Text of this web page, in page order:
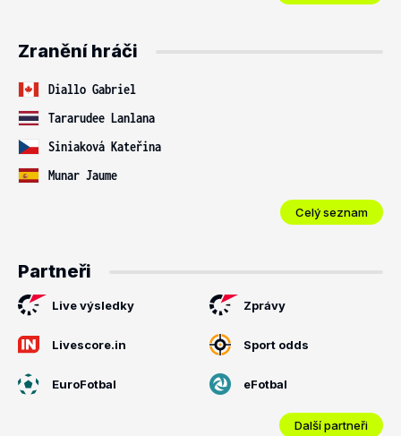
Zranění hráči
Diallo Gabriel
Tararudee Lanlana
Siniaková Kateřina
Munar Jaume
Celý seznam
Partneři
Live výsledky Zprávy
Livescore.in Sport odds
EuroFotbal eFotbal
Další partneři